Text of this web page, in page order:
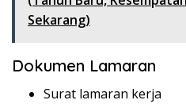
Sekarang)
Dokumen Lamaran
Surat lamaran kerja